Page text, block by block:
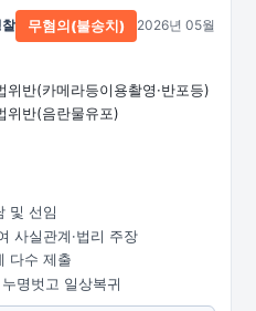
위반(카메라등이용촬영·반포등)
위반(음란물유포)
찰 무혐의(불송치) 2026년 05월
및 선임
사실관계·법리 주장
다수 제출
명벗고 일상복귀